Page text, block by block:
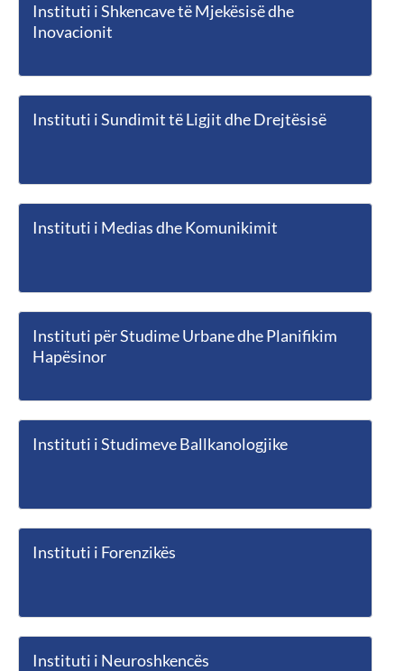
Instituti i Shkencave të Mjekësisë dhe
Inovacionit
Instituti i Sundimit të Ligjit dhe Drejtësisë
Instituti i Medias dhe Komunikimit
Instituti për Studime Urbane dhe Planifikim
Hapësinor
Instituti i Studimeve Ballkanologjike
Instituti i Forenzikës
Instituti i Neuroshkencës